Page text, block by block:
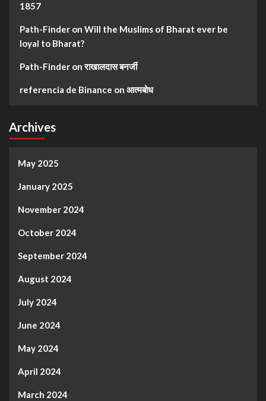
1857
Path-Finder on Will the Muslims of Bharat ever be
loyal to Bharat?
Path-Finder onराखालदास बनर्जी
referencia de Binance on आत्मबोध
Archives
May 2025
January 2025
November 2024
October 2024
September 2024
August 2024
July 2024
June 2024
May 2024
April 2024
March 2024